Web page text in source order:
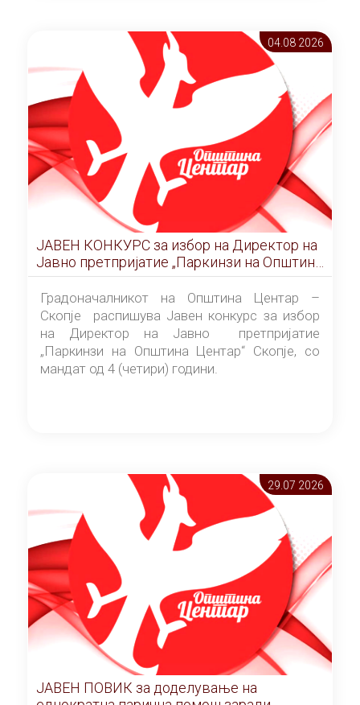
Скопје” број 9/2026), за времетраење од 3
(три) години од денот на потпишувањето на
Договорот за закуп со најповолниот
понудувач.
04.08 2026
ЈАВЕН КОНКУРС за избор на Директор на
Јавно претпријатие „Паркинзи на Општина
Центар“ – Скопје
Градоначалникот на Општина Центар –
Скопје распишува Јавен конкурс за избор
на Директор на Јавно претпријатие
„Паркинзи на Општина Центар“ Скопје, со
мандат од 4 (четири) години.
29.07 2026
ЈАВЕН ПОВИК за доделување на